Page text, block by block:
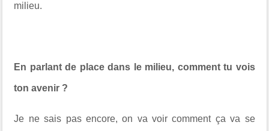
milieu.
En parlant de place dans le milieu, comment tu vois
ton avenir ?
Je ne sais pas encore, on va voir comment ça va se